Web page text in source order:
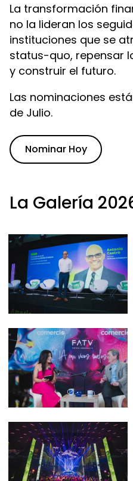
La transformación
no la lideran los
instituciones que se
status-quo, repensar
y construir el futuro.
Las nominaciones
de Julio.
Nominar Hoy
La Galería